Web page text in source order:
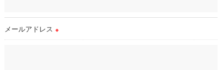
理対策を実施します。
メールアドレス ※